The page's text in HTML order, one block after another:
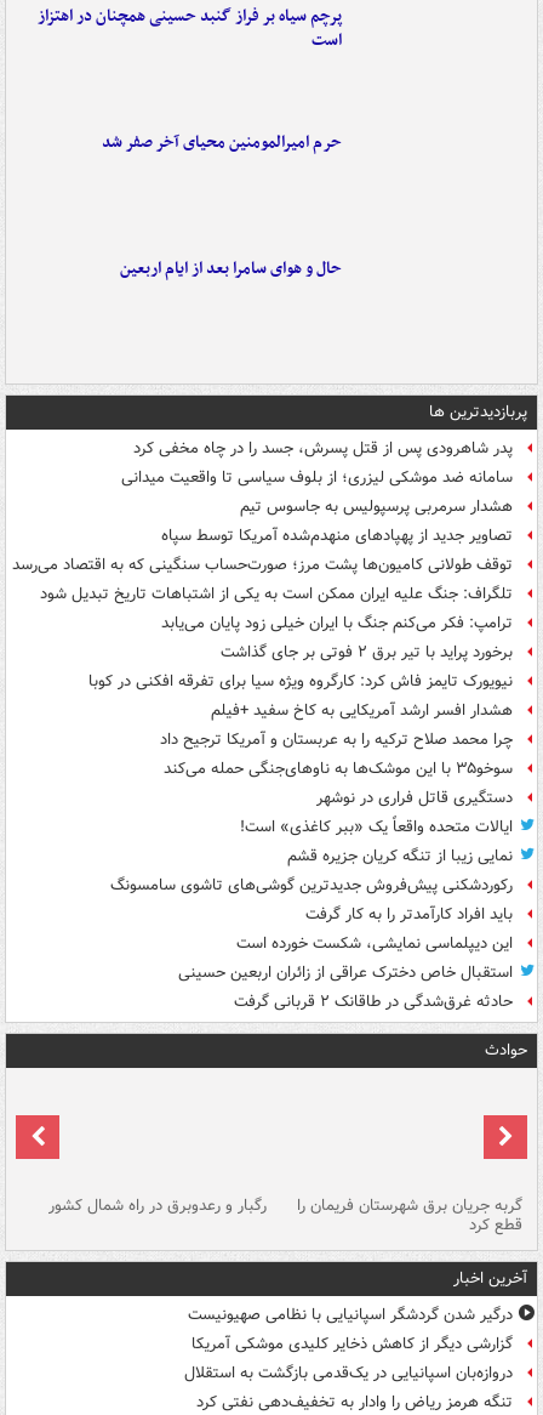
پرچم سیاه بر فراز گنبد حسینی همچنان در اهتزاز
است
حرم امیرالمومنین محیای آخر صفر شد
حال و هوای سامرا بعد از ایام اربعین
پربازدیدترین ها
پدر شاهرودی پس از قتل پسرش، جسد را در چاه مخفی کرد
سامانه ضد موشکی لیزری؛ از بلوف سیاسی تا واقعیت میدانی
هشدار سرمربی پرسپولیس به جاسوس تیم
تصاویر جدید از پهپادهای منهدم‌شده آمریکا توسط سپاه
توقف طولانی کامیون‌ها پشت مرز؛ صورت‌حساب سنگینی که به اقتصاد می‌رسد
تلگراف: جنگ علیه ایران ممکن است به یکی از اشتباهات تاریخ تبدیل شود
ترامپ: فکر می‌کنم جنگ با ایران خیلی زود پایان می‌یابد
برخورد پراید با تیر برق ۲ فوتی بر جای گذاشت
نیویورک تایمز فاش کرد: کارگروه ویژه سیا برای تفرقه افکنی در کوبا
هشدار افسر ارشد آمریکایی به کاخ سفید +فیلم
چرا محمد صلاح ترکیه را به عربستان و آمریکا ترجیح داد
سوخو۳۵ با این موشک‌ها به ناوهای‌جنگی حمله می‌کند
دستگیری قاتل فراری در نوشهر
ایالات متحده واقعاً یک «ببر کاغذی» است!
نمایی زیبا از تنگه کریان جزیره قشم
رکوردشکنی پیش‌فروش جدیدترین گوشی‌های تاشوی سامسونگ
باید افراد کارآمدتر را به کار گرفت
این دیپلماسی نمایشی، شکست خورده است
استقبال خاص دخترک عراقی از زائران اربعین حسینی
حادثه غرق‌شدگی در طاقانک ۲ قربانی گرفت
حوادث
گربه جریان برق شهرستان فریمان را
قطع کرد
رگبار و رعدوبرق در راه شمال کشور
آخرین اخبار
درگیر شدن گردشگر اسپانیایی با نظامی صهیونیست
گزارشی دیگر از کاهش ذخایر کلیدی موشکی آمریکا
دروازه‌بان اسپانیایی در یک‌قدمی بازگشت به استقلال
تنگه هرمز ریاض را وادار به تخفیف‌دهی نفتی کرد